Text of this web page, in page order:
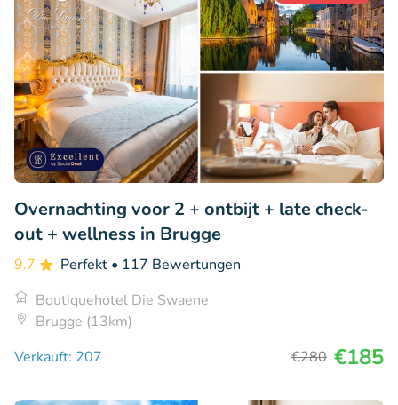
Overnachting voor 2 + ontbijt + late check-
out + wellness in Brugge
9.7 Perfekt • 117 Bewertungen
Boutiquehotel Die Swaene
Brugge (13km)
Verkauft: 207
€280 €185